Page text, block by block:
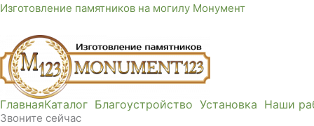
Перейти
содержимому
Изготовление памятников на могилу Монумент
ГлавнаяКаталог Благоустройство Установка Наши
Звоните сейчас